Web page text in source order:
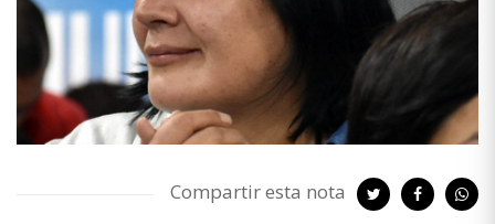
Compartir esta nota